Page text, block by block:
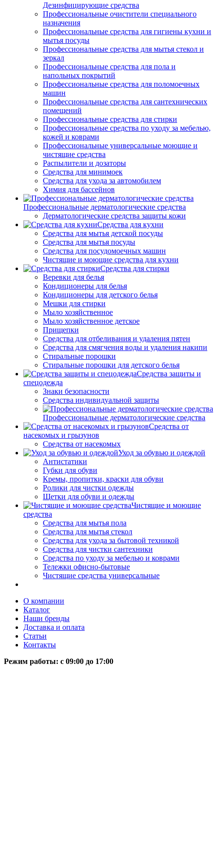
Дезинфицирующие средства
Профессиональные очистители специального
назначения
Профессиональные средства для гигиены кухни и
мытья посуды
Профессиональные средства для мытья стекол и
зеркал
Профессиональные средства для пола и
напольных покрытий
Профессиональные средства для поломоечных
машин
Профессиональные средства для сантехнических
помещений
Профессиональные средства для стирки
Профессиональные средства по уходу за мебелью,
кожей и коврами
Профессиональные универсальные моющие и
чистящие средства
Распылители и дозаторы
Средства для минимоек
Средства для ухода за автомобилем
Химия для бассейнов
Профессиональные дерматологические средства
Дерматологические средства защиты кожи
Средства для кухни
Средства для мытья детской посуды
Средства для мытья посуды
Средства для посудомоечных машин
Чистящие и моющие средства для кухни
Средства для стирки
Веревки для белья
Кондиционеры для белья
Кондиционеры для детского белья
Мешки для стирки
Мыло хозяйственное
Мыло хозяйственное детское
Прищепки
Средства для отбеливания и удаления пятен
Средства для смягчения воды и удаления накипи
Стиральные порошки
Стиральные порошки для детского белья
Средства защиты и
спецодежда
Знаки безопасности
Средства индивидуальной защиты
Профессиональные дерматологические средства
Средства от
насекомых и грызунов
Средства от насекомых
Уход за обувью и одеждой
Антистатики
Губки для обуви
Кремы, пропитки, краски для обуви
Ролики для чистки одежды
Щетки для обуви и одежды
Чистящие и моющие
средства
Средства для мытья пола
Средства для мытья стекол
Средства для ухода за бытовой техникой
Средства для чистки сантехники
Средства по уходу за мебелью и коврами
Тележки офисно-бытовые
Чистящие средства универсальные
О компании
Каталог
Наши бренды
Доставка и оплата
Статьи
Контакты
Режим работы: c 09:00 до 17:00